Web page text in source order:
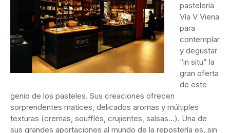
pastelería
Vía V Viena
para
contemplar
y degustar
“in situ” la
gran oferta
de este
genio de los pasteles. Sus creaciones ofrecen
sorprendentes matices, delicados aromas y múltiples
texturas (cremas, soufflés, crujientes, salsas…). Una de
sus grandes aportaciones al mundo de la repostería es, sin